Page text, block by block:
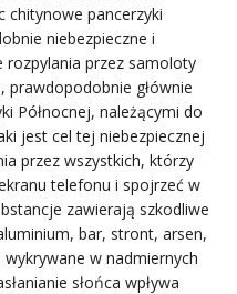
chitynowe pancerzyki
niebezpieczne i
rozpylania przez samoloty
prawdopodobnie głównie
Północnej, należącymi do
jest cel tej niebezpiecznej
przez wszystkich, którzy
telefonu i spojrzeć w
zawierają szkodliwe
bar, stront, arsen,
w nadmiernych
słońca wpływa